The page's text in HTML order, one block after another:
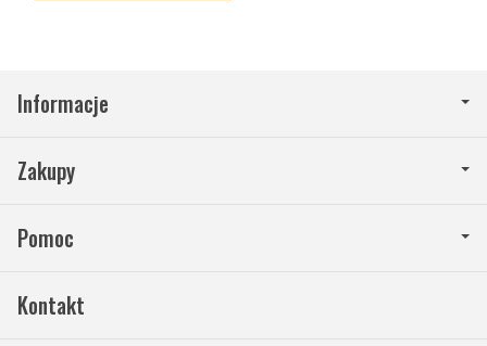
Informacje
Zakupy
Pomoc
Kontakt